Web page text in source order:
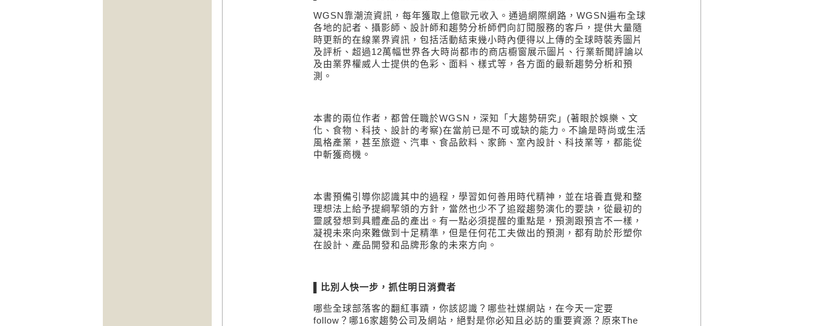
WGSN靠潮流資訊，每年獲取上億歐元收入。通過網際網路， WGSN遍布全球
各地的記者、攝影師、設計師和趨勢分析師們向訂閱服務的客戶，提供大量隨
時更新的在線業界資訊，包括活動結束幾小時內便得以上傳的全球時裝秀圖片
及評析、超過12萬幅世界各大時尚都市的商店櫥窗展示圖片、行業新聞評論以
及由業界權威人士提供的色彩、面料、樣式等，各方面的最新趨勢分析和預
測。
本書的兩位作者，都曾任職於WGSN ，深知「大趨勢研究」 (著眼於娛樂、文
化、食物、科技、設計的考察)在當前已是不可或缺的能力。不論是時尚或生活
風格產業，甚至旅遊、汽車、食品飲料、家飾、室內設計、科技業等，都能從
中斬獲商機。
本書預備引導你認識其中的過程，學習如何善用時代精神，並在培養直覺和整
理想法上給予提綱挈領的方針，當然也少不了追蹤趨勢演化的要訣，從最初的
靈感發想到具體產品的產出。有一點必須提醒的重點是，預測跟預言不一樣，
凝視未來向來難做到十足精準，但是任何花工夫做出的預測，都有助於形塑你
在設計、產品開發和品牌形象的未來方向。
▌比別人快一步，抓住明日消費者
哪些全球部落客的翻紅事蹟，你該認識？哪些社媒網站，在今天一定要
follow ？哪16家趨勢公司及網站，絕對是你必知且必訪的重要資源？原來The